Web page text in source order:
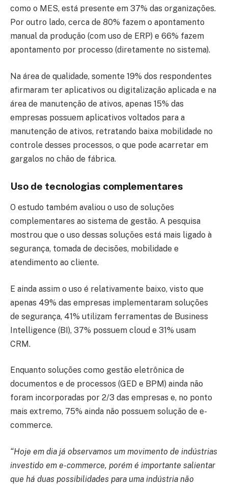
como o MES, está presente em 37% das organizações.
Por outro lado, cerca de 80% fazem o apontamento
manual da produção (com uso de ERP) e 66% fazem
apontamento por processo (diretamente no sistema).
Na área de qualidade, somente 19% dos respondentes
afirmaram ter aplicativos ou digitalização aplicada e na
área de manutenção de ativos, apenas 15% das
empresas possuem aplicativos voltados para a
manutenção de ativos, retratando baixa mobilidade no
controle desses processos, o que pode acarretar em
gargalos no chão de fábrica.
Uso de tecnologias complementares
O estudo também avaliou o uso de soluções
complementares ao sistema de gestão. A pesquisa
mostrou que o uso dessas soluções está mais ligado à
segurança, tomada de decisões, mobilidade e
atendimento ao cliente.
E ainda assim o uso é relativamente baixo, visto que
apenas 49% das empresas implementaram soluções
de segurança, 41% utilizam ferramentas de Business
Intelligence (BI), 37% possuem cloud e 31% usam
CRM.
Enquanto soluções como gestão eletrônica de
documentos e de processos (GED e BPM) ainda não
foram incorporadas por 2/3 das empresas e, no ponto
mais extremo, 75% ainda não possuem solução de e-
commerce.
“Hoje em dia já observamos um movimento de indústrias
investido em e-commerce, porém é importante salientar
que há duas possibilidades para uma indústria não